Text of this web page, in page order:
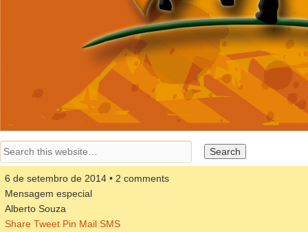
6 de setembro de 2014 • 2 comments
Mensagem especial
Alberto Souza
Share Tweet Pin Mail SMS